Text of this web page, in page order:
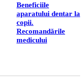
Beneficiile
aparatului dentar la
copii.
Recomandările
medicului